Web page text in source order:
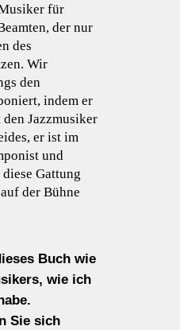
für
der nur
des
Wir
den
indem er
Jazzmusiker
er ist im
und
Gattung
der Bühne
Buch wie
wie ich
Sie sich